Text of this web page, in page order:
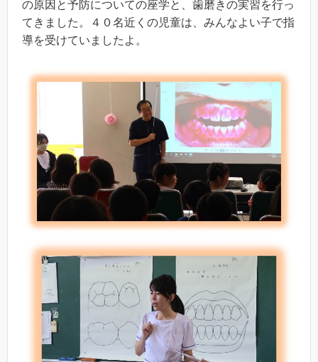
の原因と予防についての座学と、歯磨きの実習を行っ
てきました。４０名近くの児童は、みんなよい子で指
導を受けていましたよ。